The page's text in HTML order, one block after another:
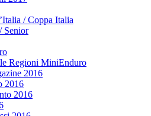
/ Coppa Italia
Senior
Regioni MiniEnduro
2016
2016
2016